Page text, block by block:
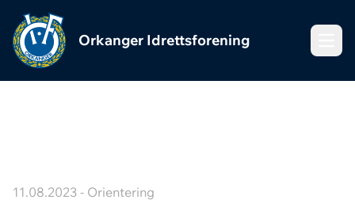
Orkanger Idrettsforening
11.08.2023 - Orientering